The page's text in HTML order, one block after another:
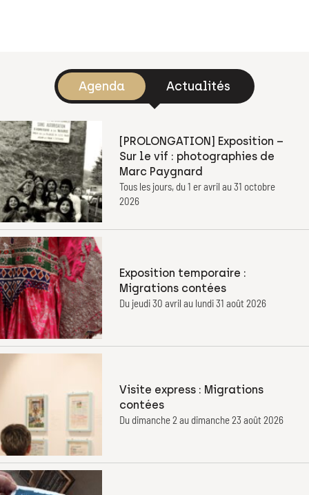
Agenda Actualités
[PROLONGATION] Exposition –
Sur le vif : photographies de
Marc Paygnard
Tous les jours, du 1 er avril au 31 octobre
2026
Exposition temporaire :
Migrations contées
Du jeudi 30 avril au lundi 31 août 2026
Visite express : Migrations
contées
Du dimanche 2 au dimanche 23 août 2026